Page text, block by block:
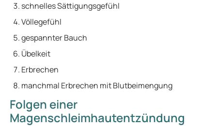
schnelles Sättigungsgefühl
Völlegefühl
gespannter Bauch
Übelkeit
Erbrechen
manchmal Erbrechen mit Blutbeimengung
Folgen einer
Magenschleimhautentzündung